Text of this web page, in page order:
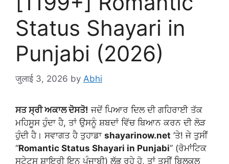
Status Shayari in
Punjabi (2026)
जुलाई 3, 2026 by Abhi
ਸਤ ਸ੍ਰੀ ਅਕਾਲ ਦੋਸਤੋ! ਜਦੋਂ ਪਿਆਰ ਦਿਲ ਦੀ ਗਹਿਰਾਈ ਤੱਕ
ਮਹਿਸੂਸ ਹੁੰਦਾ ਹੈ, ਤਾਂ ਉਸਨੂੰ ਸ਼ਬਦਾਂ ਵਿੱਚ ਬਿਆਨ ਕਰਨ ਦੀ ਲੋੜ
ਹੁੰਦੀ ਹੈ। ਸਵਾਗਤ ਹੈ ਤੁਹਾਡਾ shayarinow.net ’ਤੇ! ਜੇ ਤੁਸੀਂ
“Romantic Status Shayari in Punjabi” (ਰੋਮਾਂਟਿਕ
ਸਟੇਟਸ ਸ਼ਾਇਰੀ ਇਨ ਪੰਜਾਬੀ) ਲੱਭ ਰਹੇ ਹੋ, ਤਾਂ ਤੁਸੀਂ ਬਿਲਕੁਲ